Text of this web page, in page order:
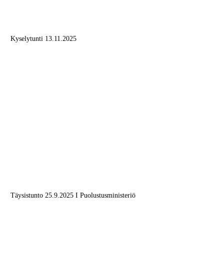
Kyselytunti 13.11.2025
Täysistunto 25.9.2025 I Puolustusministeriö